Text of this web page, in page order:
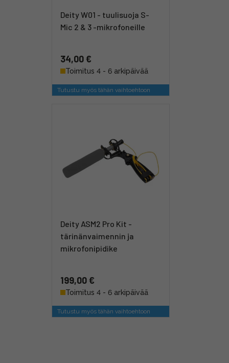
Deity W01 - tuulisuoja S-
Mic 2 & 3 -mikrofoneille
34,00 €
Toimitus 4 - 6 arkipäivää
Tutustu myös tähän vaihtoehtoon
Deity ASM2 Pro Kit -
tärinänvaimennin ja
mikrofonipidike
199,00 €
Toimitus 4 - 6 arkipäivää
Tutustu myös tähän vaihtoehtoon